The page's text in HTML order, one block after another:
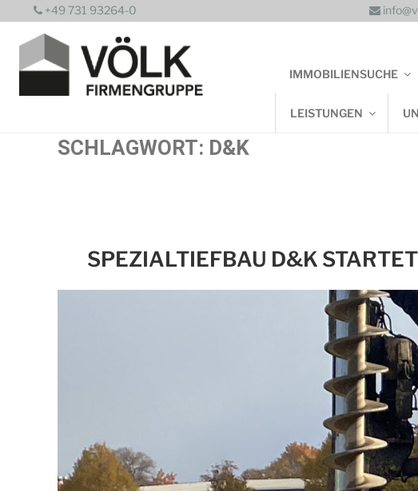
Inhalt
springen
+49 731 93264-0
IMMOBILIENSUCHE
LEISTUNGEN
SCHLAGWORT: D&K
SPEZIALTIEFBAU D&K